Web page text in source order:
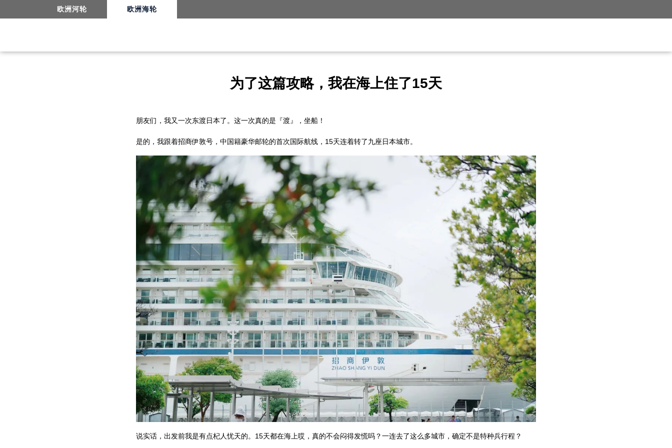
欧洲河轮 欧洲海轮
为了这篇攻略，我在海上住了15天
朋友们，我又一次东渡日本了。这一次真的是『渡』，坐船！
是的，我跟着招商伊敦号，中国籍豪华邮轮的首次国际航线，15天连着转了九座日本城市。
说实话，出发前我是有点杞人忧天的。15天都在海上哎，真的不会闷得发慌吗？一连去了这么多城市，确定不是特种兵行程？